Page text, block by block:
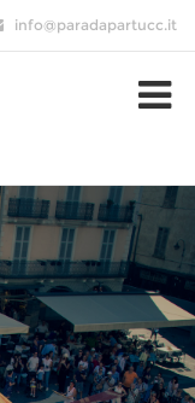
info@paradapartucc.it